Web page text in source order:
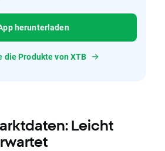
herunterladen
die Produkte von XTB
Leicht